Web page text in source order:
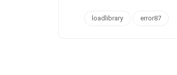
loadlibrary error87